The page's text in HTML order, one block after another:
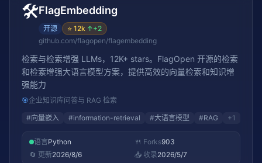
🛠️FlagEmbedding
开源 ⭐ 12k ↑+2
github.com/flagopen/flagembedding
检索与检索增强 LLMs，12K+ stars。FlagOpen 开源的检索
和检索增强大语言模型方案，提供高效的向量检索和知识增
强能力
🎯企业知识库问答与 RAG 检索
#向量嵌入 #information-retrieval #大语言模型 #RAG +1
语言Python 🍴 Forks903
🔄 更新2026/8/6 📥 收录2026/5/7